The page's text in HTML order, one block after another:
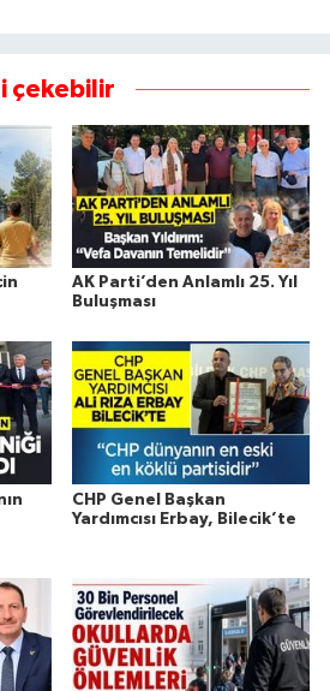
çekebilir
AK Parti’den Anlamlı 25. Yıl
Buluşması
CHP Genel Başkan
Yardımcısı Erbay, Bilecik’te